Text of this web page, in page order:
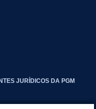
JURÍDICOS DA PGM